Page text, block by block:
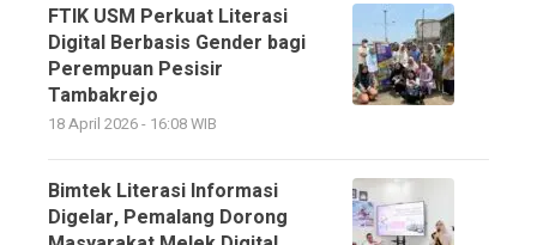
FTIK USM Perkuat Literasi
Digital Berbasis Gender bagi
Perempuan Pesisir
Tambakrejo
18 April 2026 - 16:08 WIB
Bimtek Literasi Informasi
Digelar, Pemalang Dorong